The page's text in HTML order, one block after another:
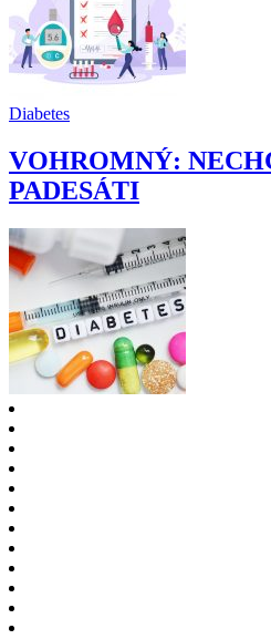
Diabetes
VOHROMNÝ:
PADESÁTI